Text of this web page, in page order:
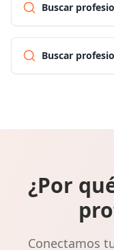
Buscar
Buscar
¿Por
Conectamos